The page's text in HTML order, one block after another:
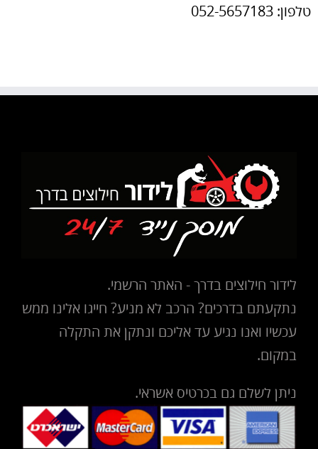
טלפון: 052-5657183
לידור חילוצים בדרך - האתר הרשמי.
נתקעתם בדרכים? הרכב לא מניע? חייגו אלינו ממש
עכשיו ואנו נגיע עד אליכם ונתקן את התקלה
במקום.
ניתן לשלם גם בכרטיס אשראי.